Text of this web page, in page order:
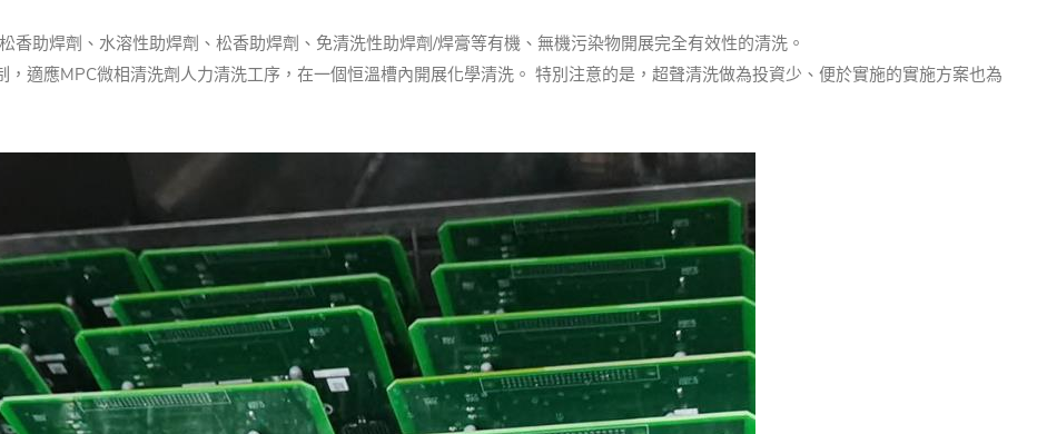
香助焊劑、水溶性助焊劑、松香助焊劑、免清洗性助焊劑/焊膏等有機、無機污染物開展完全有效性的清洗。
適應MPC微相清洗劑人力清洗工序，在一個恒溫槽內開展化學清洗。 特別注意的是，超聲清洗做為投資少、便於實施的實施方案也為